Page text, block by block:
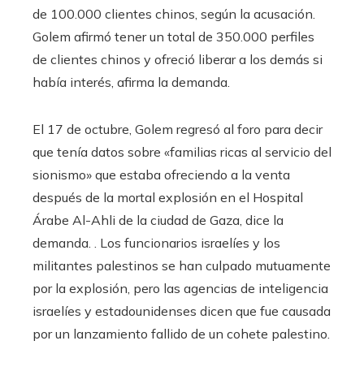
de 100.000 clientes chinos, según la acusación.
Golem afirmó tener un total de 350.000 perfiles
de clientes chinos y ofreció liberar a los demás si
había interés, afirma la demanda.
El 17 de octubre, Golem regresó al foro para decir
que tenía datos sobre «familias ricas al servicio del
sionismo» que estaba ofreciendo a la venta
después de la mortal explosión en el Hospital
Árabe Al-Ahli de la ciudad de Gaza, dice la
demanda. . Los funcionarios israelíes y los
militantes palestinos se han culpado mutuamente
por la explosión, pero las agencias de inteligencia
israelíes y estadounidenses dicen que fue causada
por un lanzamiento fallido de un cohete palestino.